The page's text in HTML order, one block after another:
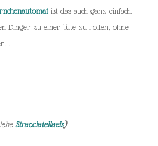
ist das auch ganz einfach.
Dinger zu einer Tüte zu rollen, ohne
Stracciatellaeis)